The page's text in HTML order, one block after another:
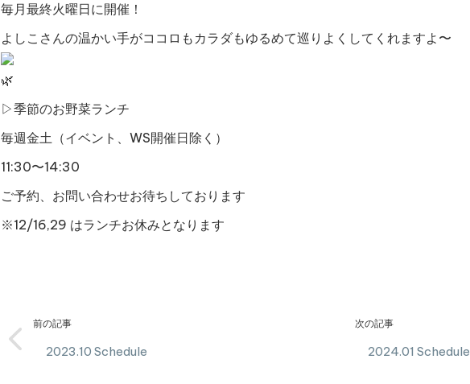
毎月最終火曜日に開催！
よしこさんの温かい手がココロもカラダもゆるめて巡りよくしてくれますよ〜
▷季節のお野菜ランチ
毎週金土（イベント、WS開催日除く）
11:30〜14:30
ご予約、お問い合わせお待ちしております
※12/16,29 はランチお休みとなります
前の記事
2023.10 Schedule
次の記事
2024.01 Schedule